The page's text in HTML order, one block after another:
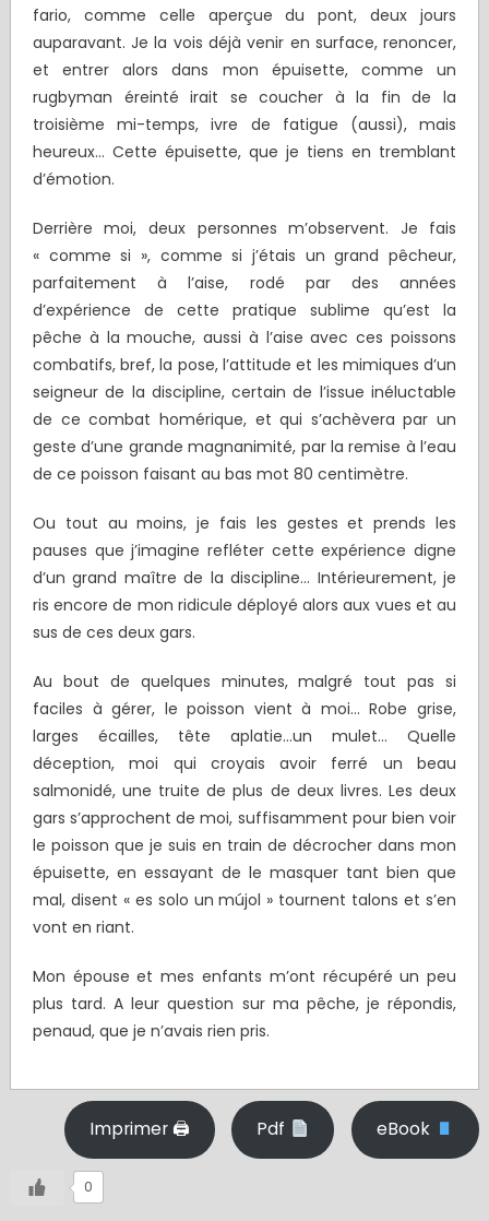
fario, comme celle aperçue du pont, deux jours
auparavant. Je la vois déjà venir en surface, renoncer,
et entrer alors dans mon épuisette, comme un
rugbyman éreinté irait se coucher à la fin de la
troisième mi-temps, ivre de fatigue (aussi), mais
heureux… Cette épuisette, que je tiens en tremblant
d’émotion.
Derrière moi, deux personnes m’observent. Je fais
« comme si », comme si j’étais un grand pêcheur,
parfaitement à l’aise, rodé par des années
d’expérience de cette pratique sublime qu’est la
pêche à la mouche, aussi à l’aise avec ces poissons
combatifs, bref, la pose, l’attitude et les mimiques d’un
seigneur de la discipline, certain de l’issue inéluctable
de ce combat homérique, et qui s’achèvera par un
geste d’une grande magnanimité, par la remise à l’eau
de ce poisson faisant au bas mot 80 centimètre.
Ou tout au moins, je fais les gestes et prends les
pauses que j’imagine refléter cette expérience digne
d’un grand maître de la discipline… Intérieurement, je
ris encore de mon ridicule déployé alors aux vues et au
sus de ces deux gars.
Au bout de quelques minutes, malgré tout pas si
faciles à gérer, le poisson vient à moi… Robe grise,
larges écailles, tête aplatie…un mulet… Quelle
déception, moi qui croyais avoir ferré un beau
salmonidé, une truite de plus de deux livres. Les deux
gars s’approchent de moi, suffisamment pour bien voir
le poisson que je suis en train de décrocher dans mon
épuisette, en essayant de le masquer tant bien que
mal, disent « es solo un mújol » tournent talons et s’en
vont en riant.
Mon épouse et mes enfants m’ont récupéré un peu
plus tard. A leur question sur ma pêche, je répondis,
penaud, que je n’avais rien pris.
Imprimer 🖨 Pdf eBook
0